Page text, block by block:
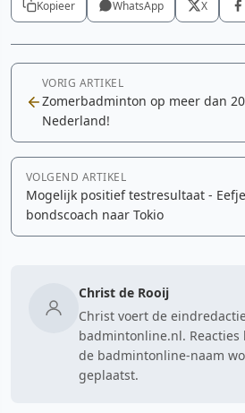
Kopieer WhatsApp X
VORIG ARTIKEL
Zomerbadminton op meer dan
Nederland!
VOLGEND ARTIKEL
Mogelijk positief testresultaat -
bondscoach naar Tokio
Christ de Rooij
Christ voert de
badmintonline.nl.
de badmintonline-naam
geplaatst.